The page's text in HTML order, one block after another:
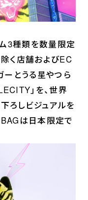
あらすじ
ムービー
ッフ＆キャスト
ャルコメント
音楽情報
ray&DVD
コラボレーション
公式ツイッター
ム3種類を数量限定
除く店舗およびEC
ーとうる星やつら
」を、世界
ろしビジュアルを
は日本限定で